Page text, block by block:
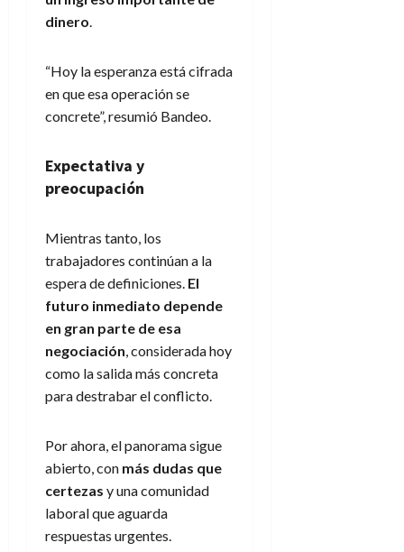
dinero.
“Hoy la esperanza está cifrada
en que esa operación se
concrete”, resumió Bandeo.
Expectativa y
preocupación
Mientras tanto, los
trabajadores continúan a la
espera de definiciones. El
futuro inmediato depende
en gran parte de esa
negociación, considerada hoy
como la salida más concreta
para destrabar el conflicto.
Por ahora, el panorama sigue
abierto, con más dudas que
certezas y una comunidad
laboral que aguarda
respuestas urgentes.